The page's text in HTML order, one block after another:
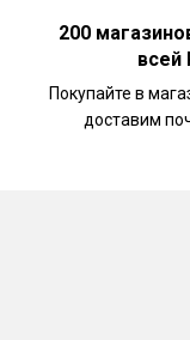
200
всей
Покупайте в
доставим